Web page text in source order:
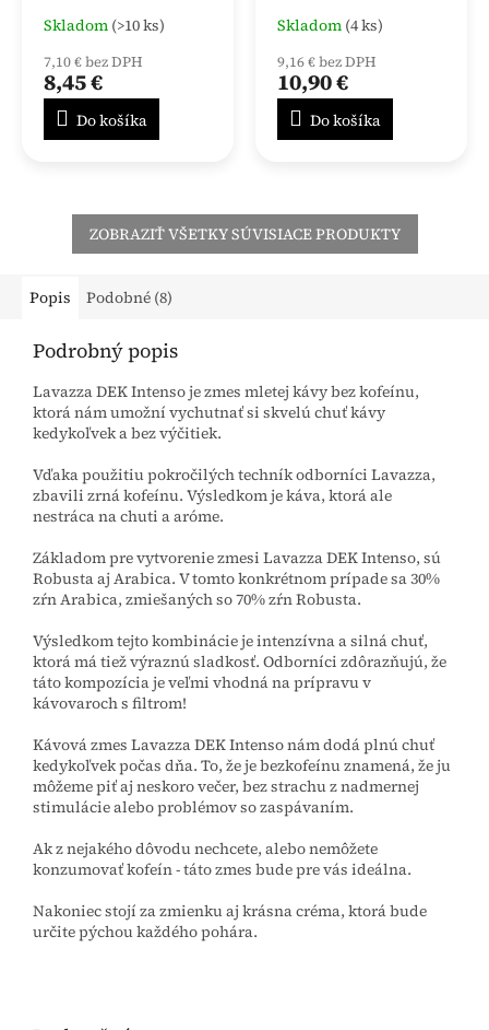
Skladom (>10 ks)
7,10 € bez DPH
8,45 €
Do košíka
arabika) – mletá v
Skladom (4 ks)
9,16 € bez DPH
10,90 €
Do košíka
ZOBRAZIŤ VŠETKY SÚVISIACE PRODUKTY
Popis Podobné (8)
Podrobný popis
Lavazza DEK Intenso je zmes mletej kávy bez kofeínu,
ktorá nám umožní vychutnať si skvelú chuť kávy
kedykoľvek a bez výčitiek.
Vďaka použitiu pokročilých techník odborníci Lavazza,
zbavili zrná kofeínu. Výsledkom je káva, ktorá ale
nestráca na chuti a aróme.
Základom pre vytvorenie zmesi Lavazza DEK Intenso, sú
Robusta aj Arabica. V tomto konkrétnom prípade sa 30%
zŕn Arabica, zmiešaných so 70% zŕn Robusta.
Výsledkom tejto kombinácie je intenzívna a silná chuť,
ktorá má tiež výraznú sladkosť. Odborníci zdôrazňujú, že
táto kompozícia je veľmi vhodná na prípravu v
kávovaroch s filtrom!
Kávová zmes Lavazza DEK Intenso nám dodá plnú chuť
kedykoľvek počas dňa. To, že je bezkofeínu znamená, že ju
môžeme piť aj neskoro večer, bez strachu z nadmernej
stimulácie alebo problémov so zaspávaním.
Ak z nejakého dôvodu nechcete, alebo nemôžete
konzumovať kofeín - táto zmes bude pre vás ideálna.
Nakoniec stojí za zmienku aj krásna créma, ktorá bude
určite pýchou každého pohára.